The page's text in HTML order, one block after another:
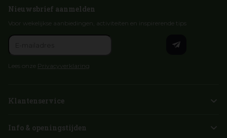
Nieuwsbrief aanmelden
Voor wekelijkse aanbiedingen, activiteiten en inspirerende tips
Lees onze Privacyverklaring
Klantenservice
Info & openingstijden